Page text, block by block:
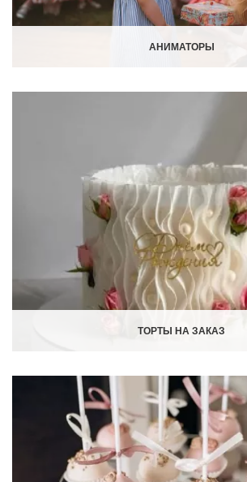
АНИМАТОРЫ
ТОРТЫ НА ЗАКАЗ